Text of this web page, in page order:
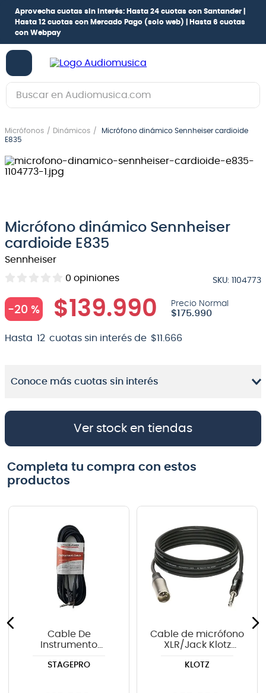
Aprovecha cuotas sin interés: Hasta 24 cuotas con Santander |
Hasta 12 cuotas con Mercado Pago (solo web) |
Hasta 6 cuotas
con Webpay
Buscar en Audiomusica.com
Micrófonos Dinámicos
Micrófono dinámico Sennheiser cardioide
E835
Micrófono dinámico Sennheiser
cardioide E835
Sennheiser
0 opiniones SKU: 1104773
-20 % $139.990 $175.990
Hasta 12 cuotas sin interés de $11 666
Conoce más cuotas sin interés
Ver stock en tiendas
Completa tu compra con estos
productos
Cable De
Instrumento
recto-angulo 6mts
STAGEPRO
Cable de micrófono
XLR/Jack Klotz
KLOTZ
1
2.
bajo
guitarra electroacústica
5 .
amplificador
6.
teclado
7.
guitarra
micrófono
9.
bateria